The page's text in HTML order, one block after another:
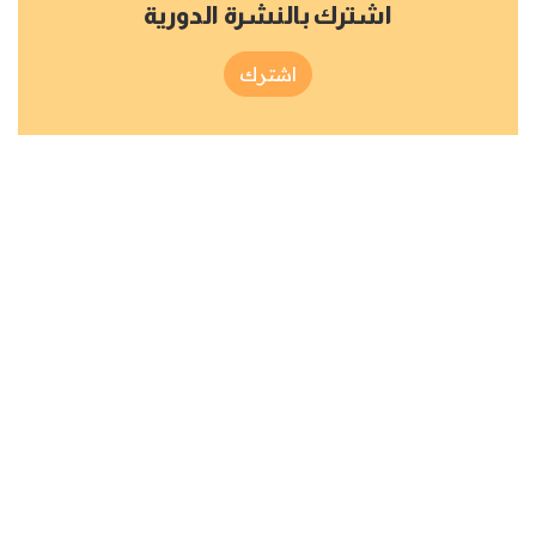
اشترك بالنشرة الدورية
اشترك